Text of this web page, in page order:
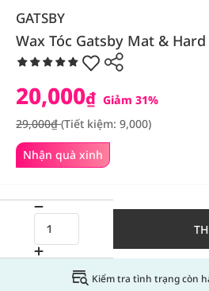
GATSBY
Wax Tóc Gatsby Mat &
Nhận quà xinh
20,000₫ Giảm 31%
29,000₫(Tiết kiệm: 9,000)
Kiểm tra tình trạng còn